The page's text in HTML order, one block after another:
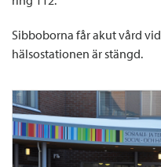
Sibboborna får akut vård vid
hälsostationen är stängd.